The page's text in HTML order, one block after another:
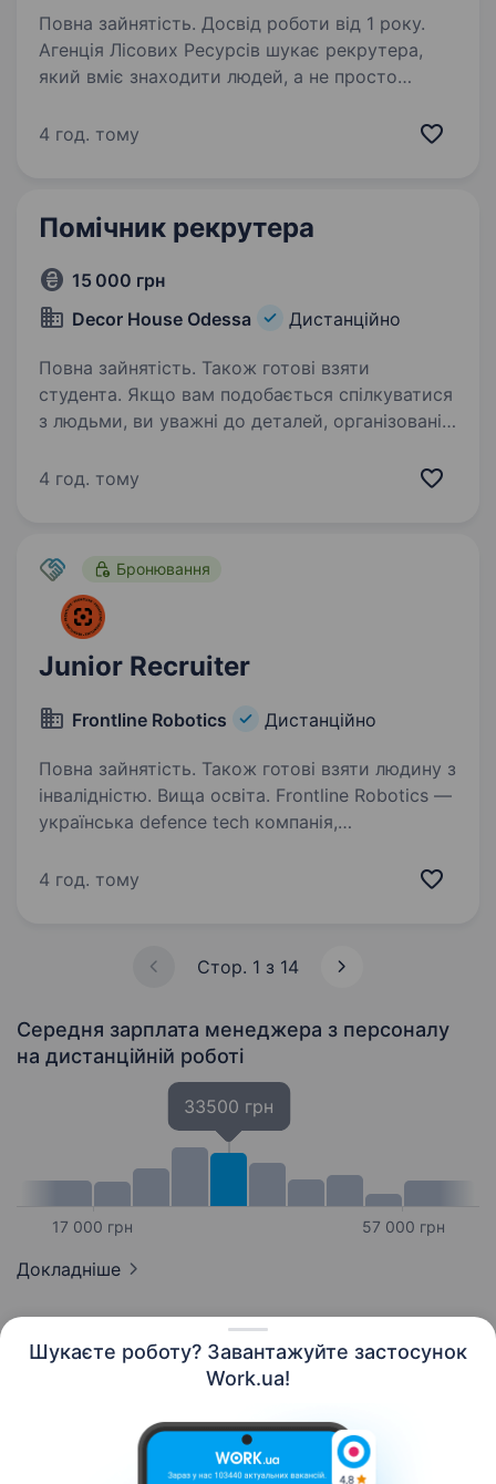
Шукаєте роботу? Завантажуйте застосунок
Work.ua!
Повна зайнятість. Досвід роботи від 1 року.
Агенція Лісових Ресурсів шукає рекрутера,
який вміє знаходити людей, а не просто
виготовленням та продажем оздоблювальних
4 год. тому
Помічник рекрутера
15 000 грн
Decor House Odessa
Дистанційно
Повна зайнятість. Також готові взяти
студента. Якщо вам подобається спілкуватися
з людьми, ви уважні до деталей, організовані
може стати вашим першим сильним кроком
4 год. тому
Бронювання
Junior Recruiter
Frontline Robotics Дистанційно
Повна зайнятість. Також готові взяти людину з
інвалідністю. Вища освіта. Frontline Robotics —
українська defence tech компанія,
роботизованих систем для Сил безпеки
4 год. тому
Стор. 1 з 14
Середня зарплата менеджера з персоналу
на дистанційній роботі
17 000 грн
33500 грн
57 000 грн
Докладніше